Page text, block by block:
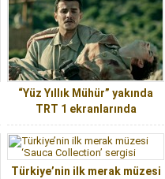
“Yüz Yıllık Mühür” yakında
TRT 1 ekranlarında
Türkiye’nin ilk merak müzesi